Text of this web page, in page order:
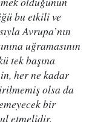
bu etkili ve
Avrupa’nın
uğramasının
tek başına
her ne kadar
olsa da
bir
etmelidir.